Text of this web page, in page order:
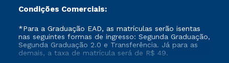
Condições Comerciais:
*Para a Graduação EAD, as matrículas serão isentas
nas seguintes formas de ingresso: Segunda Graduação,
Segunda Graduação 2.0 e Transferência. Já para as
demais, a taxa de matrícula será de R$ 49.